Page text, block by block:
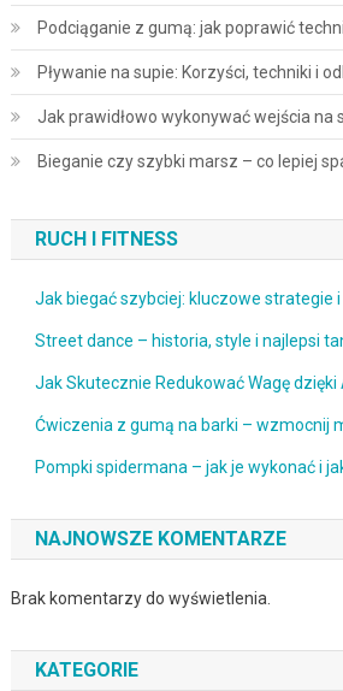
Podciąganie z gumą: jak poprawić
Pływanie na supie: Korzyści, techniki i
Jak prawidłowo wykonywać wejścia na
Bieganie czy szybki marsz – co lepiej
RUCH I FITNESS
Jak biegać szybciej: kluczowe strategie
Street dance – historia, style i najlepsi
Jak Skutecznie Redukować Wagę
Ćwiczenia z gumą na barki – wzmocnij
Pompki spidermana – jak je wykonać i
NAJNOWSZE KOMENTARZE
Brak komentarzy do wyświetlenia.
KATEGORIE